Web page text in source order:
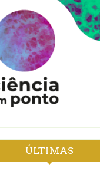
ÚLTIMAS